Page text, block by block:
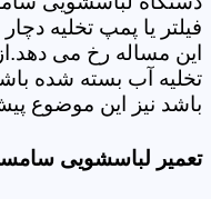
فیلتر یا پمپ تخلیه
این مساله رخ می
تخلیه آب بسته شده
باشد نیز این موضوع
تعمیر لباسشویی